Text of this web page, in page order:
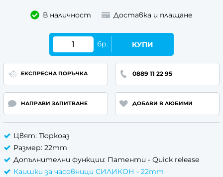
В наличност Доставка и плащане
бр. КУПИ
ЕКСПРЕСНА ПОРЪЧКА 0889 11 22 95
НАПРАВИ ЗАПИТВАНЕ ДОБАВИ В ЛЮБИМИ
Цвят: Тюркоаз
Размер: 22mm
Допълнителни функции: Патенти - Quick release
Каишки за часовници СИЛИКОН - 22mm